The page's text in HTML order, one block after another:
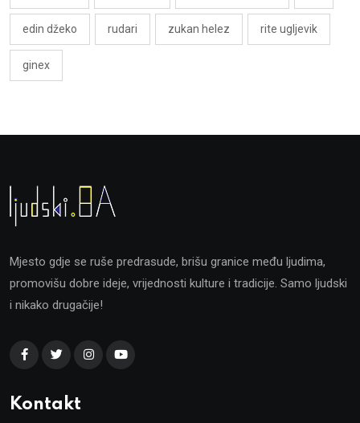
edin džeko rudari zukan helez rite ugljevik
ginex
Mjesto gdje se ruše predrasude, brišu granice među ljudima,
promovišu dobre ideje, vrijednosti kulture i tradicije. Samo ljudski
i nikako drugačije!
Kontakt